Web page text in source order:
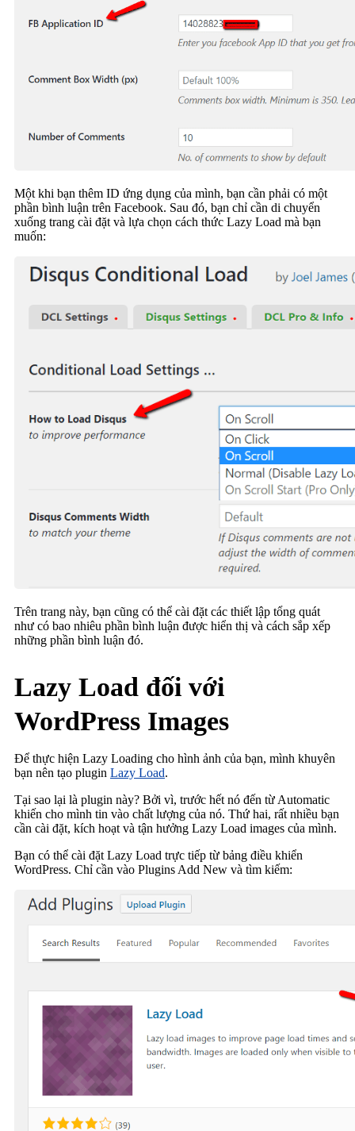
Một khi bạn thêm ID ứng dụng của mình, bạn cần phải có một
phần bình luận trên Facebook. Sau đó, bạn chỉ cần di chuyển
xuống trang cài đặt và lựa chọn cách thức Lazy Load mà bạn
muốn:
Trên trang này, bạn cũng có thể cài đặt các thiết lập tổng quát
như có bao nhiêu phần bình luận được hiển thị và cách sắp xếp
những phần bình luận đó.
Lazy Load đối với
WordPress Images
Để thực hiện Lazy Loading cho hình ảnh của bạn, mình khuyên
bạn nên tạo plugin Lazy Load.
Tại sao lại là plugin này? Bởi vì, trước hết nó đến từ Automatic
khiến cho mình tin vào chất lượng của nó. Thứ hai, rất nhiều bạn
cần cài đặt, kích hoạt và tận hưởng Lazy Load images của mình.
Bạn có thể cài đặt Lazy Load trực tiếp từ bảng điều khiển
WordPress. Chỉ cần vào Plugins Add New và tìm kiếm: